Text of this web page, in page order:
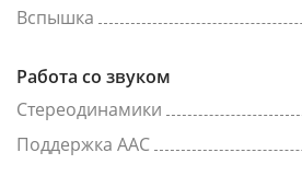
Вспышка
Работа со звуком
Стереодинамики
Поддержка AAC